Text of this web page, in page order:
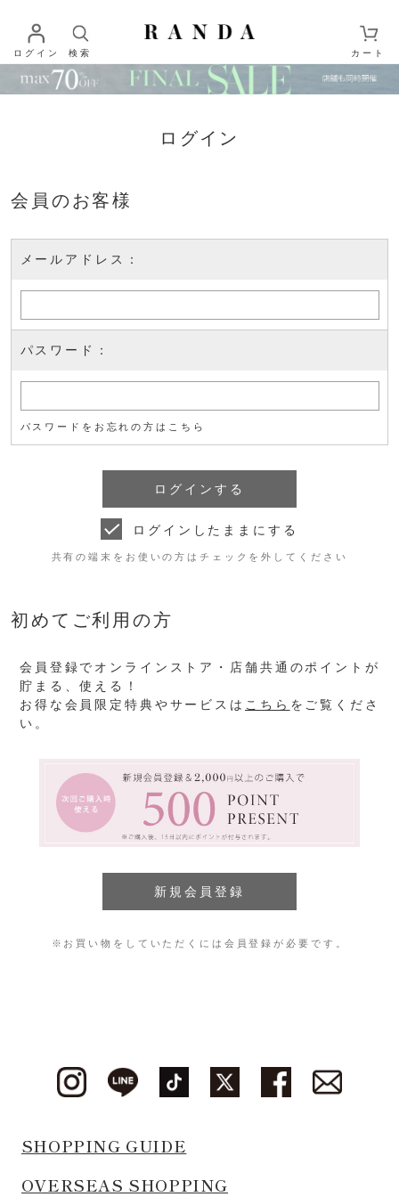
ログイン 検索 カート
ログイン
会員のお客様
メールアドレス：
パスワード：
パスワードをお忘れの方はこちら
ログインしたままにする
共有の端末をお使いの方はチェックを外してください
初めてご利用の方
会員登録でオンラインストア・店舗共通のポイントが
貯まる、使える！
お得な会員限定特典やサービスは こちら をご覧くださ
い。
※お買い物をしていただくには会員登録が必要です。
SHOPPING GUIDE
OVERSEAS SHOPPING